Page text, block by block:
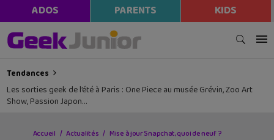
ADOS PARENTS KIDS
Tendances
Les sorties geek de l’été à Paris : One Piece au musée Grévin, Zoo Art
Show, Passion Japon…
Accueil Actualités Mise à jour Snapchat, quoi de neuf ?